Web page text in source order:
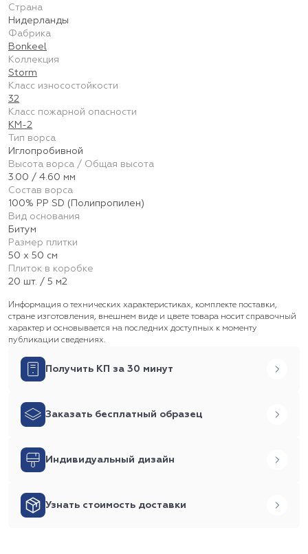
Страна
Нидерланды
Фабрика
Bonkeel
Коллекция
Storm
Класс износостойкости
32
Класс пожарной опасности
КМ-2
Тип ворса
Иглопробивной
Высота ворса / Общая высота
3.00 / 4.60 мм
Состав ворса
100% PP SD (Полипропилен)
Вид основания
Битум
Размер плитки
50 х 50 см
Плиток в коробке
20 шт. / 5 м2
Информация о технических характеристиках, комплекте поставки,
стране изготовления, внешнем виде и цвете товара носит справочный
характер и основывается на последних доступных к моменту
публикации сведениях.
Получить КП за 30 минут
Заказать бесплатный образец
Индивидуальный дизайн
Узнать стоимость доставки